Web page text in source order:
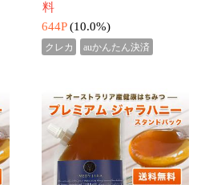
ージーランド産 蜂蜜 無添
加 非加熱 天然生はちみつ
（税込*）
(10.0%)